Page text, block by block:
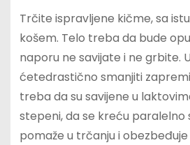
Trčite ispravljene kičme, sa
košem. Telo treba da bude
naporu ne savijate i ne grbite.
ćetedrastično smanjiti
treba da su savijene u
stepeni, da se kreću paralelno
pomaže u trčanju i